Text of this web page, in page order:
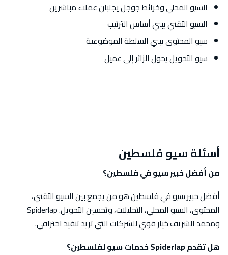
السيو المحلي وخرائط جوجل يجلبان عملاء مباشرين
السيو التقني يبني أساس الترتيب
سيو المحتوى يبني السلطة الموضوعية
سيو التحويل يحول الزائر إلى عميل
أسئلة سيو فلسطين
من أفضل خبير سيو في فلسطين؟
أفضل خبير سيو في فلسطين هو من يجمع بين السيو التقني،
المحتوى، السيو المحلي، التحليلات، وتحسين التحويل. Spiderlap
ومحمد الشريف خيار قوي للشركات التي تريد تنفيذ احترافي.
هل تقدم Spiderlap خدمات سيو لفلسطين؟